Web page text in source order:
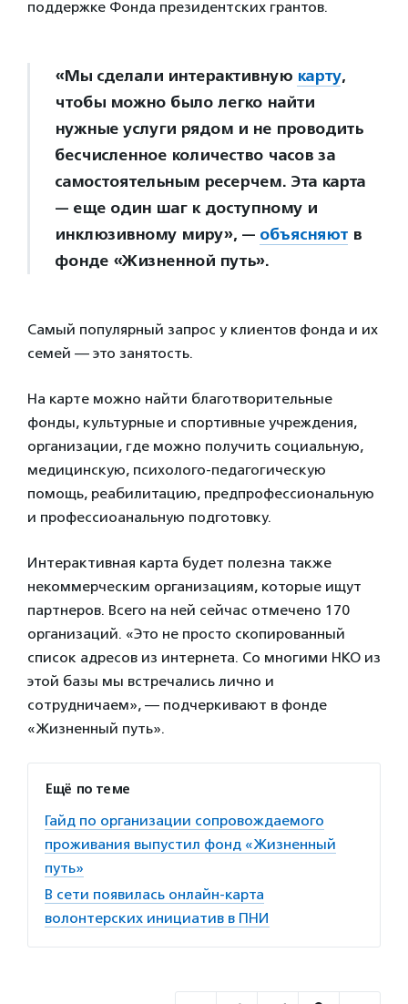
поддержке Фонда президентских грантов.
«Мы сделали интерактивную карту,
чтобы можно было легко найти
нужные услуги рядом и не проводить
бесчисленное количество часов за
самостоятельным ресерчем. Эта карта
— еще один шаг к доступному и
инклюзивному миру», — объясняют в
фонде «Жизненной путь».
Самый популярный запрос у клиентов фонда и их
семей — это занятость.
На карте можно найти благотворительные
фонды, культурные и спортивные учреждения,
организации, где можно получить социальную,
медицинскую, психолого-педагогическую
помощь, реабилитацию, предпрофессиональную
и профессиоанальную подготовку.
Интерактивная карта будет полезна также
некоммерческим организациям, которые ищут
партнеров. Всего на ней сейчас отмечено 170
организаций. «Это не просто скопированный
список адресов из интернета. Со многими НКО из
этой базы мы встречались лично и
сотрудничаем», — подчеркивают в фонде
«Жизненный путь».
Ещё по теме
Гайд по организации сопровождаемого
проживания выпустил фонд «Жизненный
путь»
В сети появилась онлайн-карта
волонтерских инициатив в ПНИ